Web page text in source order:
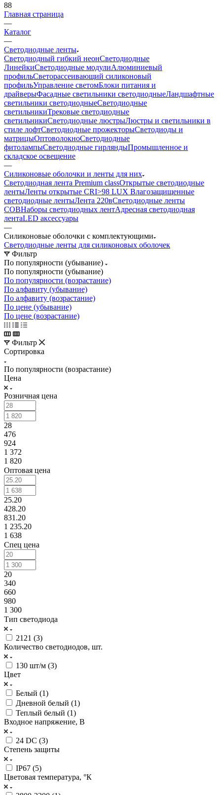
88
Главная страница
—
Каталог
—
Светодиодные ленты
Светодиодный гибкий неонСветодиодные
ЛинейкиСветодиодные модулиАлюминиевый
профильСветорассеивающий силиконовый
профильУправление светомБлоки питания и
драйверыФасадные светильники светодиодныеЛандшафтные
светильники светодиодныеСветодиодные
светильникиТрековые светодиодные
светильникиСветодиодные люстрыЛюстры и светильники в
стиле лофтСветодиодные прожекторыСветодиоды и
матрицыОптоволокноСветодиодные
фитолампыСветодиодные гирляндыПромышленное и
складское освещение
—
Силиконовые оболочки и ленты для них
Светодиодная лента Premium classОткрытые светодиодные
лентыЛенты открытые CRI>98 LUX Влагозащищенные
светодиодные лентыЛента 220вСветодиодные ленты
COBНаборы светодиодных лентАдресная светодиодная
лентаLED аксессуары
—
Силиконовые оболочки с комплектующими
Светодиодные ленты для силиконовых оболочек
Фильтр
По популярности (убывание)
По популярности (убывание)
По популярности (возрастание)
По алфавиту (убывание)
По алфавиту (возрастание)
По цене (убывание)
По цене (возрастание)
Фильтр
Сортировка
По популярности (возрастание)
Цена
Розничная цена
28
476
924
1 372
1 820
Оптовая цена
25.20
428.20
831.20
1 235.20
1 638
Спец цена
20
340
660
980
1 300
Тип светодиода
2121 (3)
Количество светодиодов, шт.
130 шт/м (3)
Цвет
Белый (1)
Дневной белый (1)
Теплый белый (1)
Входное напряжение, В
24 DC (3)
Степень защиты
IP67 (5)
Цветовая температура, °К